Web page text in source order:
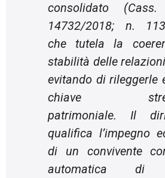
consolidato
14732/2018; n.
che tutela la
stabilità delle
evitando di rileggerle
chiave
patrimoniale. Il
qualifica l’impegno
di un convivente
automatica di